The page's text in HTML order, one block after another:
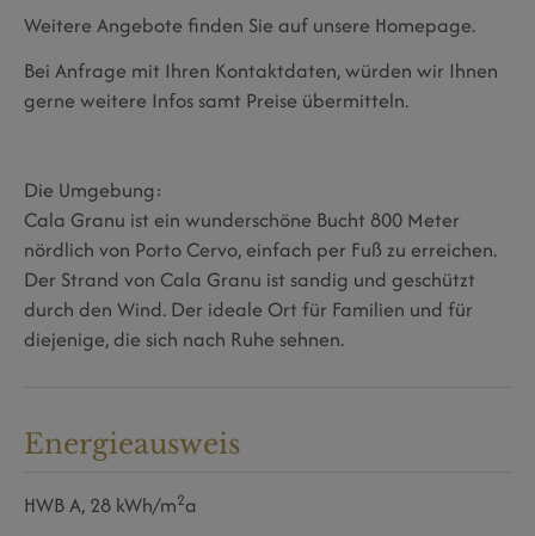
Weitere Angebote finden Sie auf unsere Homepage.
Bei Anfrage mit Ihren Kontaktdaten, würden wir Ihnen
gerne weitere Infos samt Preise übermitteln.
Die Umgebung:
Cala Granu ist ein wunderschöne Bucht 800 Meter
nördlich von Porto Cervo, einfach per Fuß zu erreichen.
Der Strand von Cala Granu ist sandig und geschützt
durch den Wind. Der ideale Ort für Familien und für
diejenige, die sich nach Ruhe sehnen.
Energieausweis
HWBA, 28 kWh/m2a